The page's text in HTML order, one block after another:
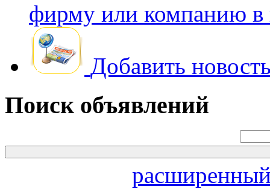
фирму или компанию в
Добавить
Поиск объявлений